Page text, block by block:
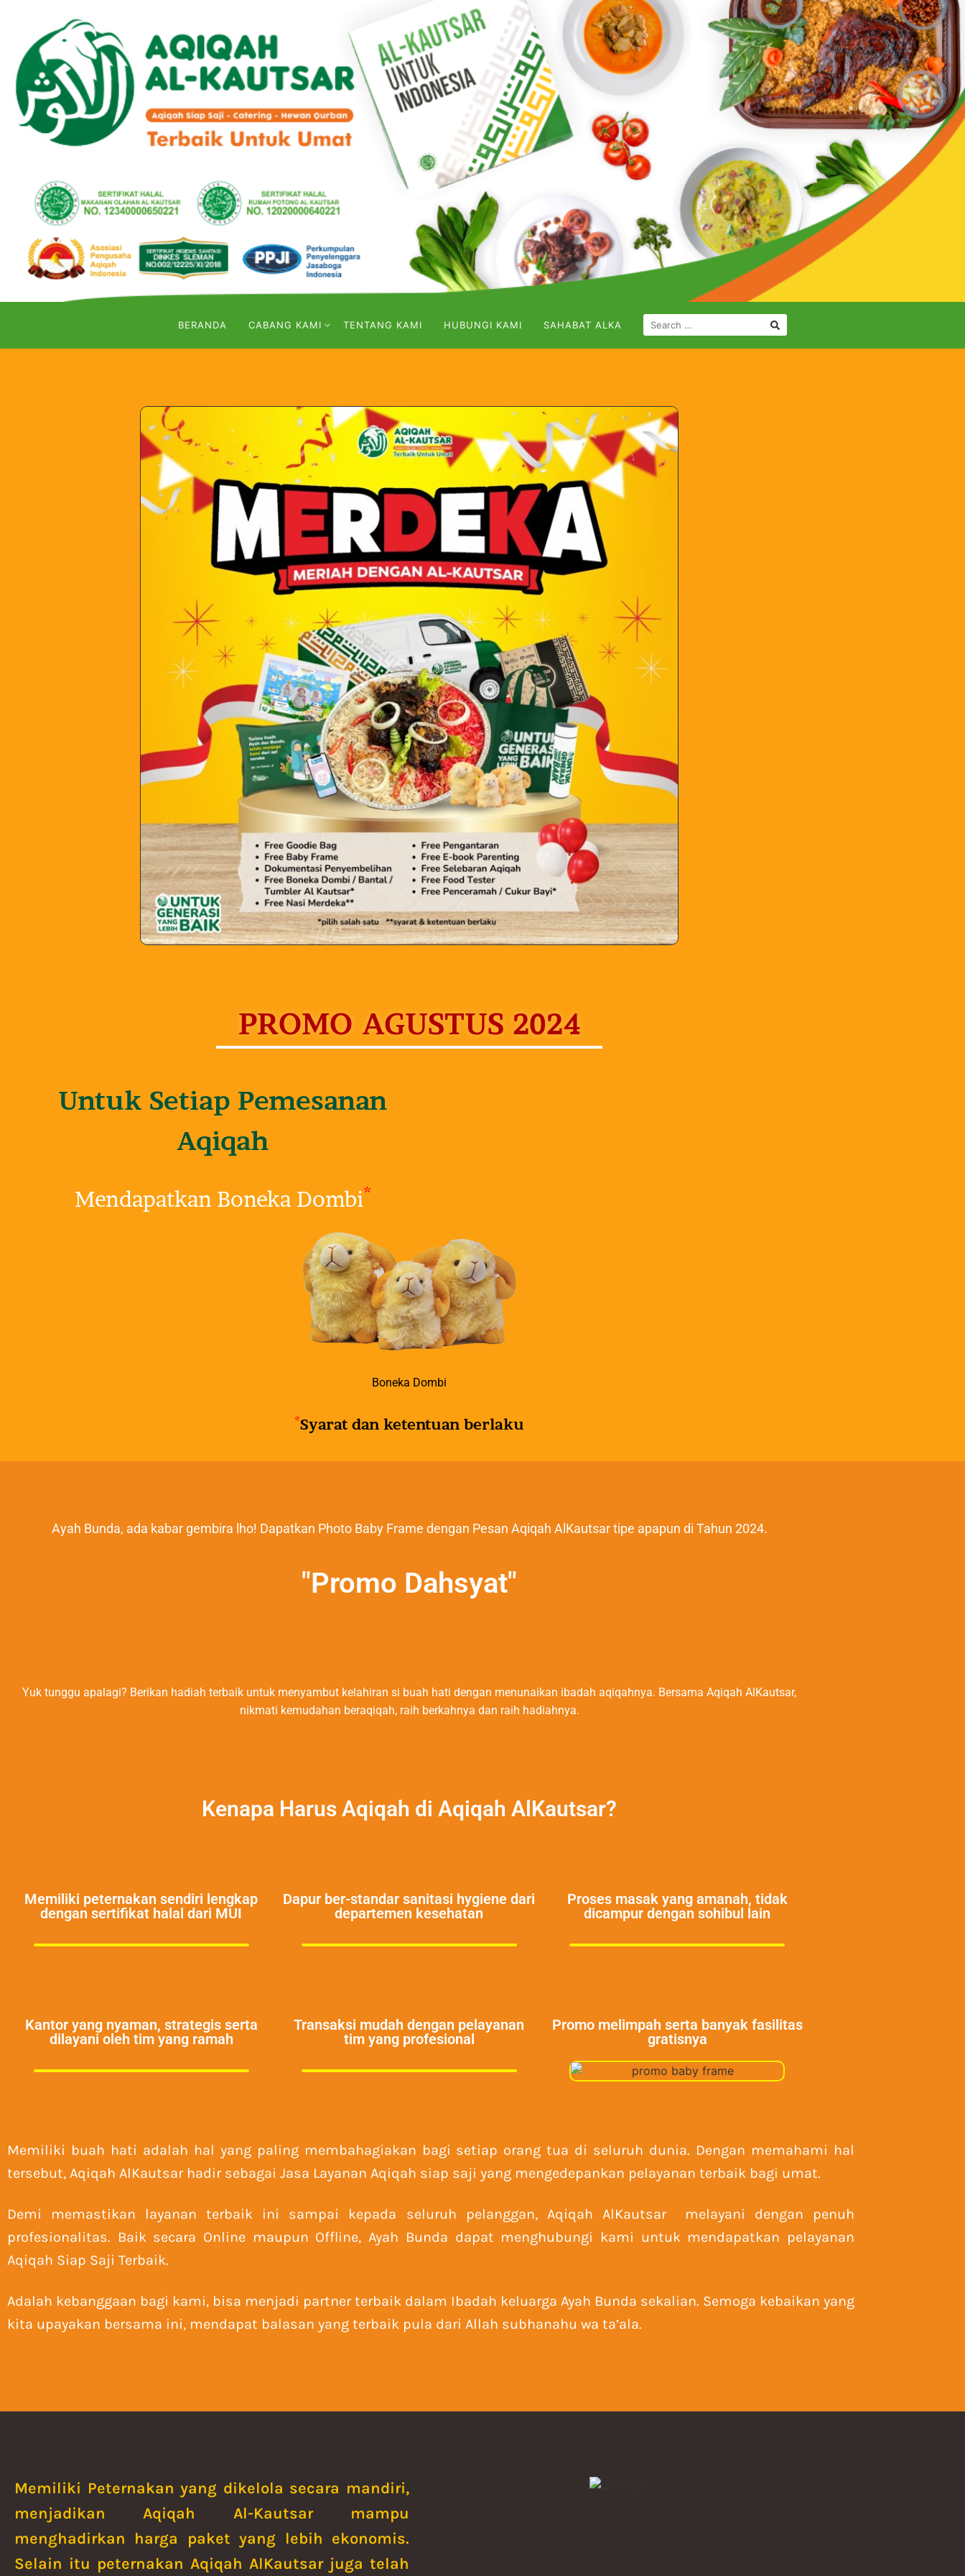
BERANDA CABANG KAMI TENTANG KAMI HUBUNGI KAMI SAHABAT ALKA
PROMO AGUSTUS 2024
Untuk Setiap Pemesanan
Aqiqah
Mendapatkan Boneka Dombi*
Boneka Dombi
*Syarat dan ketentuan berlaku
Ayah Bunda, ada kabar gembira lho! Dapatkan Photo Baby Frame dengan Pesan Aqiqah AlKautsar tipe apapun di Tahun 2024.
"Promo Dahsyat"
Yuk tunggu apalagi? Berikan hadiah terbaik untuk menyambut kelahiran si buah hati dengan menunaikan ibadah aqiqahnya. Bersama Aqiqah AlKautsar,
nikmati kemudahan beraqiqah, raih berkahnya dan raih hadiahnya.
Kenapa Harus Aqiqah di Aqiqah AlKautsar?
Memiliki peternakan sendiri lengkap
dengan sertifikat halal dari MUI
Dapur ber-standar sanitasi hygiene dari
departemen kesehatan
Proses masak yang amanah, tidak
dicampur dengan sohibul lain
Kantor yang nyaman, strategis serta
dilayani oleh tim yang ramah
Transaksi mudah dengan pelayanan
tim yang profesional
Promo melimpah serta banyak fasilitas
gratisnya
Memiliki buah hati adalah hal yang paling membahagiakan bagi setiap orang tua di seluruh dunia. Dengan memahami hal
tersebut, Aqiqah AlKautsar hadir sebagai Jasa Layanan Aqiqah siap saji yang mengedepankan pelayanan terbaik bagi umat.
Demi memastikan layanan terbaik ini sampai kepada seluruh pelanggan, Aqiqah AlKautsar melayani dengan penuh
profesionalitas. Baik secara Online maupun Offline, Ayah Bunda dapat menghubungi kami untuk mendapatkan pelayanan
Aqiqah Siap Saji Terbaik.
Adalah kebanggaan bagi kami, bisa menjadi partner terbaik dalam Ibadah keluarga Ayah Bunda sekalian. Semoga kebaikan yang
kita upayakan bersama ini, mendapat balasan yang terbaik pula dari Allah subhanahu wa ta’ala.
Memiliki Peternakan yang dikelola secara mandiri,
menjadikan Aqiqah Al-Kautsar mampu
menghadirkan harga paket yang lebih ekonomis.
Selain itu peternakan Aqiqah AlKautsar juga telah